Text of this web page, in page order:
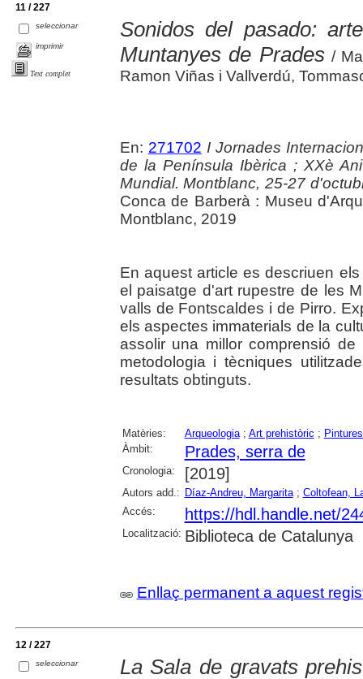
11 / 227
seleccionar
imprimir
Text complet
Sonidos del pasado:
Muntanyes de Prades /
Ramon Viñas i Vallverdú,
En: 271702 I Jornades
de la Península Ibèrica ; XXè
Mundial. Montblanc, 25-27
Conca de Barberà : Museu
Montblanc, 2019
En aquest article es descriuen
el paisatge d'art rupestre de les
valls de Fontscaldes i de Pirro.
els aspectes immaterials de la
assolir una millor comprensió
metodologia i tècniques
resultats obtinguts.
Matèries: Arqueologia; Art prehistòric ;
Àmbit:
Prades, serra de
Cronologia: [2019]
Autors add.: Díaz-Andreu, Margarita; Coltofean,
Accés:
https://hdl.handle.net/
Localització: Biblioteca de Catalunya
Enllaç permanent a aquest
12 / 227
seleccionar La Sala de gravats